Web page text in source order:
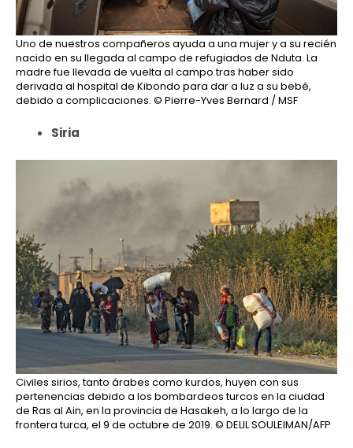
Uno de nuestros compañeros ayuda a una mujer y a su recién
nacido en su llegada al campo de refugiados de Nduta. La
madre fue llevada de vuelta al campo tras haber sido
derivada al hospital de Kibondo para dar a luz a su bebé,
debido a complicaciones. © Pierre-Yves Bernard / MSF
Siria
Civiles sirios, tanto árabes como kurdos, huyen con sus
pertenencias debido a los bombardeos turcos en la ciudad
de Ras al Ain, en la provincia de Hasakeh, a lo largo de la
frontera turca, el 9 de octubre de 2019. © DELIL SOULEIMAN/AFP